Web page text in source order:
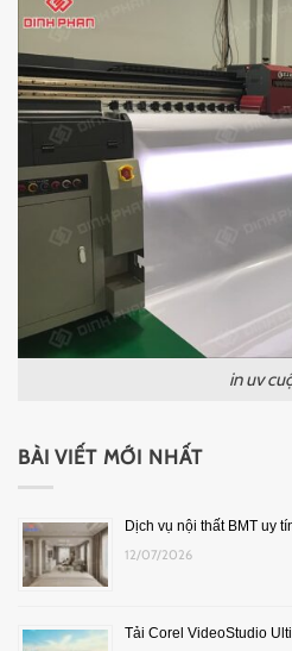
in uv
BÀI VIẾT MỚI NHẤT
Dịch vụ nội thất BMT uy
12/07/2026
Tải Corel VideoStudio